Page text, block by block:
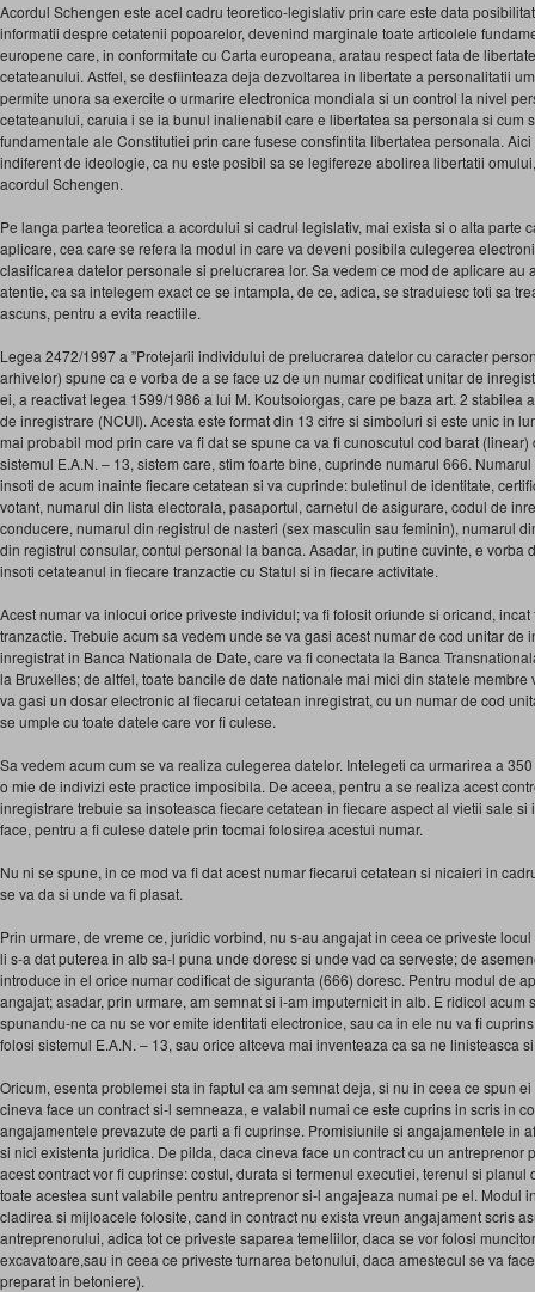
Acordul Schengen este acel cadru teoretico-legislativ prin care este data
informatii despre cetatenii popoarelor, devenind marginale toate articolele
europene care, in conformitate cu Carta europeana, aratau respect fata de
cetateanului. Astfel, se desfiinteaza deja dezvoltarea in libertate a personalitatii
permite unora sa exercite o urmarire electronica mondiala si un control la nivel
cetateanului, caruia i se ia bunul inalienabil care e libertatea sa personala si cum
fundamentale ale Constitutiei prin care fusese consfintita libertatea personala.
indiferent de ideologie, ca nu este posibil sa se legifereze abolirea libertatii
acordul Schengen.
Pe langa partea teoretica a acordului si cadrul legislativ, mai exista si o alta parte
aplicare, cea care se refera la modul in care va deveni posibila culegerea
clasificarea datelor personale si prelucrarea lor. Sa vedem ce mod de aplicare au
atentie, ca sa intelegem exact ce se intampla, de ce, adica, se straduiesc toti sa
ascuns, pentru a evita reactiile.
Legea 2472/1997 a ”Protejarii individului de prelucrarea datelor cu caracter
arhivelor) spune ca e vorba de a se face uz de un numar codificat unitar de
ei, a reactivat legea 1599/1986 a lui M. Koutsoiorgas, care pe baza art. 2 stabilea
de inregistrare (NCUI). Acesta este format din 13 cifre si simboluri si este unic in
mai probabil mod prin care va fi dat se spune ca va fi cunoscutul cod barat
sistemul E.A.N. – 13, sistem care, stim foarte bine, cuprinde numarul 666.
insoti de acum inainte fiecare cetatean si va cuprinde: buletinul de identitate,
votant, numarul din lista electorala, pasaportul, carnetul de asigurare, codul de
conducere, numarul din registrul de nasteri (sex masculin sau feminin), numarul
din registrul consular, contul personal la banca. Asadar, in putine cuvinte, e vorba
insoti cetateanul in fiecare tranzactie cu Statul si in fiecare activitate.
Acest numar va inlocui orice priveste individul; va fi folosit oriunde si oricand,
tranzactie. Trebuie acum sa vedem unde se va gasi acest numar de cod unitar de
inregistrat in Banca Nationala de Date, care va fi conectata la Banca
la Bruxelles; de altfel, toate bancile de date nationale mai mici din statele membre
va gasi un dosar electronic al fiecarui cetatean inregistrat, cu un numar de cod
se umple cu toate datele care vor fi culese.
Sa vedem acum cum se va realiza culegerea datelor. Intelegeti ca urmarirea a
o mie de indivizi este practice imposibila. De aceea, pentru a se realiza acest
inregistrare trebuie sa insoteasca fiecare cetatean in fiecare aspect al vietii sale si
face, pentru a fi culese datele prin tocmai folosirea acestui numar.
Nu ni se spune, in ce mod va fi dat acest numar fiecarui cetatean si nicaieri in
se va da si unde va fi plasat.
Prin urmare, de vreme ce, juridic vorbind, nu s-au angajat in ceea ce priveste
li s-a dat puterea in alb sa-l puna unde doresc si unde vad ca serveste; de
introduce in el orice numar codificat de siguranta (666) doresc. Pentru modul de
angajat; asadar, prin urmare, am semnat si i-am imputernicit in alb. E ridicol acum
spunandu-ne ca nu se vor emite identitati electronice, sau ca in ele nu va fi
folosi sistemul E.A.N. – 13, sau orice altceva mai inventeaza ca sa ne linisteasca
Oricum, esenta problemei sta in faptul ca am semnat deja, si nu in ceea ce spun
cineva face un contract si-l semneaza, e valabil numai ce este cuprins in scris in
angajamentele prevazute de parti a fi cuprinse. Promisiunile si angajamentele in
si nici existenta juridica. De pilda, daca cineva face un contract cu un antreprenor
acest contract vor fi cuprinse: costul, durata si termenul executiei, terenul si planul
toate acestea sunt valabile pentru antreprenor si-l angajeaza numai pe el. Modul
cladirea si mijloacele folosite, cand in contract nu exista vreun angajament scris
antreprenorului, adica tot ce priveste saparea temeliilor, daca se vor folosi
excavatoare,sau in ceea ce priveste turnarea betonului, daca amestecul se va
preparat in betoniere).